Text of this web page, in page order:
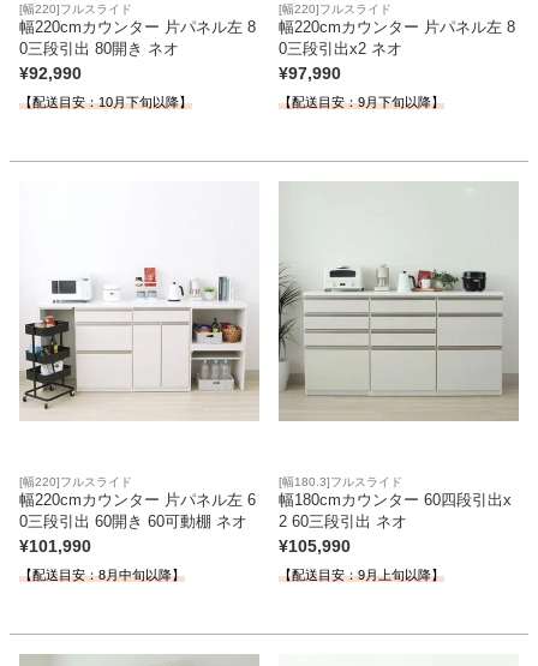
こたつ
寝具
カーテン
収納用品
[幅220]フルスライド
幅220cmカウンター 片パネル左 8
0三段引出 80開き ネオ
¥92,990
【配送目安：10月下旬以降】
[幅220]フルスライド
幅220cmカウンター 片パネル左 8
0三段引出x2 ネオ
¥97,990
【配送目安：9月下旬以降】
[幅220]フルスライド
幅220cmカウンター 片パネル左 6
0三段引出 60開き 60可動棚 ネオ
¥101,990
【配送目安：8月中旬以降】
[幅180.3]フルスライド
幅180cmカウンター 60四段引出x
2 60三段引出 ネオ
¥105,990
【配送目安：9月上旬以降】